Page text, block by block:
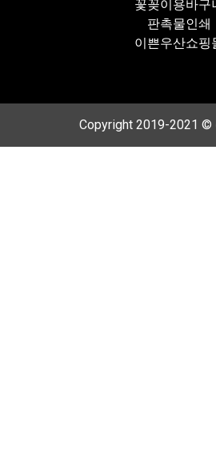
꽃꽂이용바구
판촉물인쇄
이쁜우산쇼핑
Copyright 2019-2021 ©